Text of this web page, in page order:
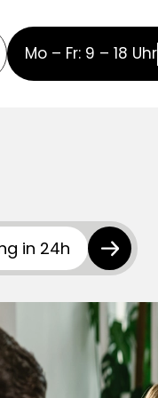
Mo – Fr: 9 – 18 Uhr
in 24h